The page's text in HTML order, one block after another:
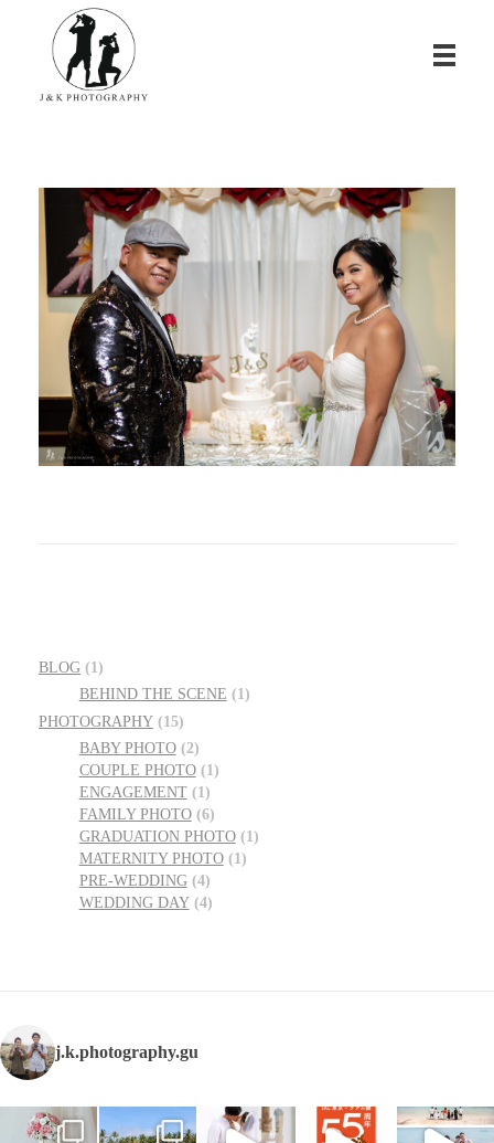
BLOG (1)
BEHIND THE SCENE (1)
PHOTOGRAPHY (15)
BABY PHOTO(2)
COUPLE PHOTO(1)
ENGAGEMENT(1)
FAMILY PHOTO(6)
GRADUATION PHOTO(1)
MATERNITY PHOTO(1)
PRE-WEDDING(4)
WEDDING DAY(4)
j.k.photography.gu